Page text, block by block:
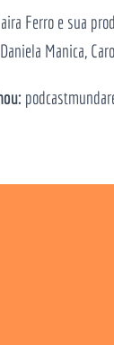
Ferro e sua
Manica,